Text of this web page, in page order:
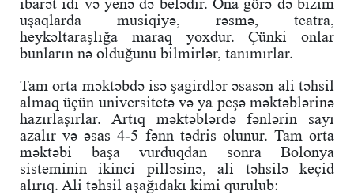
uşaqlarda musiqiyə, rəsmə, teatra,
heykəltaraşlığa maraq yoxdur. Çünki onlar
bunların nə olduğunu bilmirlər, tanımırlar.
Tam orta məktəbdə isə şagirdlər əsasən ali təhsil
almaq üçün universitetə və ya peşə məktəblərinə
hazırlaşırlar. Artıq məktəblərdə fənlərin sayı
azalır və əsas 4-5 fənn tədris olunur. Tam orta
məktəbi başa vurduqdan sonra Bolonya
sisteminin ikinci pilləsinə, ali təhsilə keçid
alırıq. Ali təhsil aşağıdakı kimi qurulub: